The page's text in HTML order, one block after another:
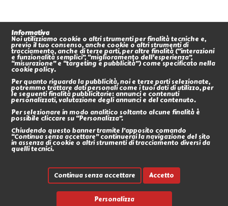
Informativa
Noi utilizziamo cookie o altri strumenti per finalità tecniche e,
previo il tuo consenso, anche cookie o altri strumenti di
tracciamento, anche di terze parti, per altre finalità (“interazioni
e funzionalità semplici”, “miglioramento dell'esperienza”,
“misurazione” e “targeting e pubblicità”) come specificato nella
cookie policy.
Per quanto riguarda la pubblicità, noi e terze parti selezionate,
potremmo trattare dati personali come i tuoi dati di utilizzo, per
le seguenti finalità pubblicitarie: annunci e contenuti
personalizzati, valutazione degli annunci e del contenuto.
Per selezionare in modo analitico soltanto alcune finalità è
possibile cliccare su “Personalizza”.
Chiudendo questo banner tramite l’apposito comando
“Continua senza accettare” continuerai la navigazione del sito
in assenza di cookie o altri strumenti di tracciamento diversi da
quelli tecnici.
Personalizza
Continua senza accettare Accetto